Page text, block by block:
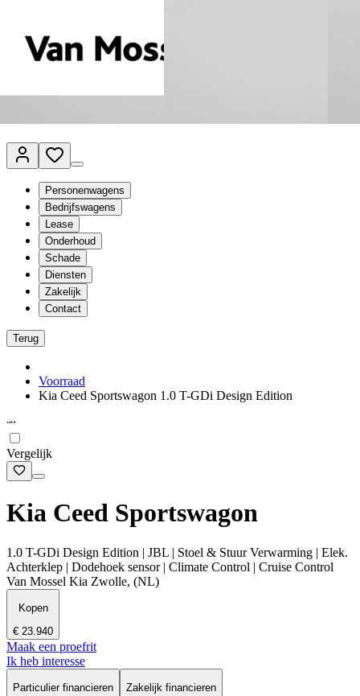
Vestigingen
Werkplaatsplanner
Vacatures
nl- Nederlands
Personenwagens
Bedrijfswagens
Lease
Onderhoud
Schade
Diensten
Zakelijk
Contact
Terug
Voorraad
Kia Ceed Sportswagon 1.0 T-GDi Design Edition
Vergelijk
Kia Ceed Sportswagon
1.0 T-GDi Design Edition | JBL | Stoel & Stuur Verwarming | Elek.
Achterklep | Dodehoek sensor | Climate Control | Cruise Control
Van Mossel Kia Zwolle, (NL)
Kopen
€ 23.940
Maak een proefrit
Ik heb interesse
Particulier financieren
Zakelijk financieren